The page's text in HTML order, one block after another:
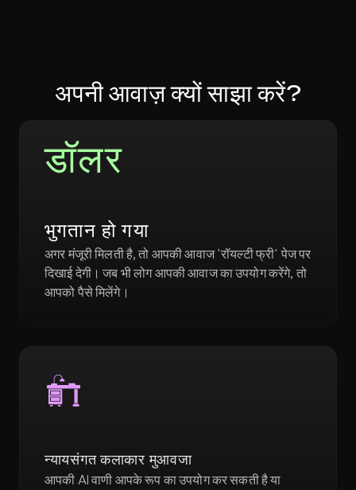
अपनी आवाज़ क्यों साझा करें?
डॉलर
भुगतान हो गया
अगर मंजूरी मिलती है, तो आपकी आवाज 'रॉयल्टी फ्री' पेज पर
दिखाई देगी। जब भी लोग आपकी आवाज का उपयोग करेंगे, तो
आपको पैसे मिलेंगे।
न्यायसंगत कलाकार मुआवजा
आपकी AI वाणी आपके रूप का उपयोग कर सकती है या